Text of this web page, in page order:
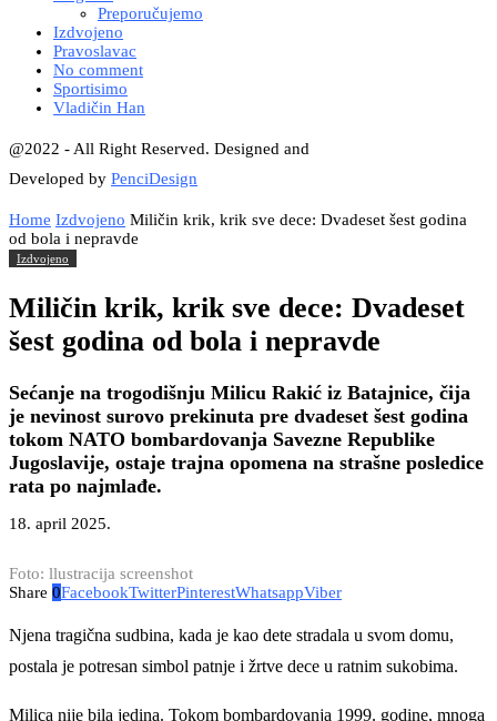
Preporučujemo
Izdvojeno
Pravoslavac
No comment
Sportisimo
Vladičin Han
@2022 - All Right Reserved. Designed and
Developed by PenciDesign
Home Izdvojeno Miličin krik, krik sve dece: Dvadeset šest godina
od bola i nepravde
Izdvojeno
Miličin krik, krik sve dece: Dvadeset
šest godina od bola i nepravde
Sećanje na trogodišnju Milicu Rakić iz Batajnice, čija
je nevinost surovo prekinuta pre dvadeset šest godina
tokom NATO bombardovanja Savezne Republike
Jugoslavije, ostaje trajna opomena na strašne posledice
rata po najmlađe.
18. april 2025.
Foto: llustracija screenshot
Share 0FacebookTwitterPinterestWhatsappViber
Njena tragična sudbina, kada je kao dete stradala u svom domu,
postala je potresan simbol patnje i žrtve dece u ratnim sukobima.
Milica nije bila jedina. Tokom bombardovanja 1999. godine, mnoga